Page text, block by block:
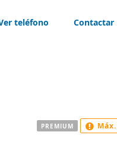
teléfono Contactar
PREMIUM